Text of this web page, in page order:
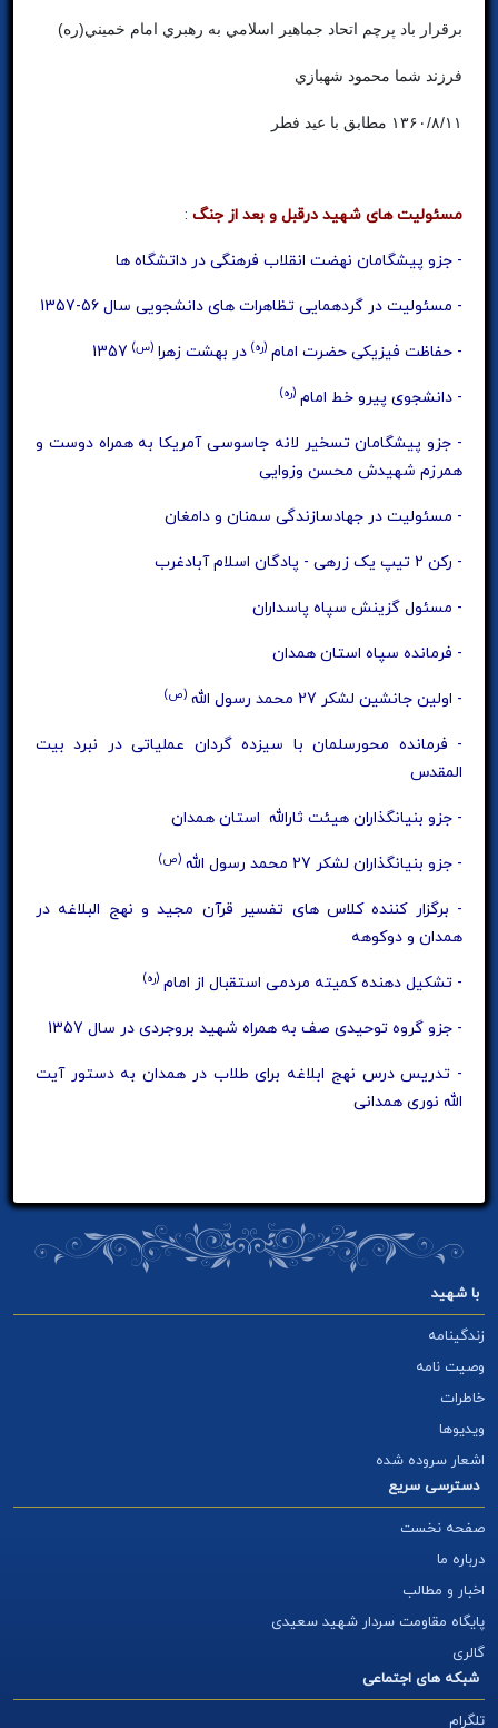
برقرار باد پرچم اتحاد جماهير اسلامي به رهبري امام خميني(ره)
فرزند شما محمود شهبازي
۱۳۶۰/۸/۱۱ مطابق با عيد فطر
مسئولیت های شهید درقبل و بعد از جنگ :
- جزو پیشگامان نهضت انقلاب فرهنگی در داتشگاه ها
- مسئولیت در گردهمایی تظاهرات های دانشجویی سال 56-1357
- حفاظت فیزیکی حضرت امام (ره) در بهشت زهرا (س)
- دانشجوی پیرو خط امام (ره)
- جزو پیشگامان تسخیر لانه جاسوسی آمریکا به همراه دوست و
همرزم شهیدش محسن وزوایی
- مسئولیت در جهادسازندگی سمنان و دامغان
- رکن 2 تیپ یک زرهی - پادگان اسلام آبادغرب
- مسئول گزینش سپاه پاسداران
- فرمانده سپاه استان همدان
- اولین جانشین لشکر 27 محمد رسول الله (ص)
- فرمانده محورسلمان با سیزده گردان عملیاتی در نبرد بیت
المقدس
- جزو بنیانگذاران هیئت ثارالله استان همدان
- جزو بنیانگذاران لشکر 27 محمد رسول الله (ص)
- برگزار کننده کلاس های تفسیر قرآن مجید و نهج البلاغه در
همدان و دوکوهه
- تشکیل دهنده کمیته مردمی استقبال از امام (ره)
- جزو گروه توحیدی صف به همراه شهید بروجردی در سال 1357
- تدریس درس نهج ابلاغه برای طلاب در همدان به دستور آیت
الله نوری همدانی
با شهید
زندگینامه
وصیت نامه
خاطرات
ویدیوها
اشعار سروده شده
دسترسی سریع
صفحه نخست
درباره ما
اخبار و مطالب
پایگاه مقاومت سردار شهید سعیدی
گالری
شبکه های اجتماعی
تلگرام